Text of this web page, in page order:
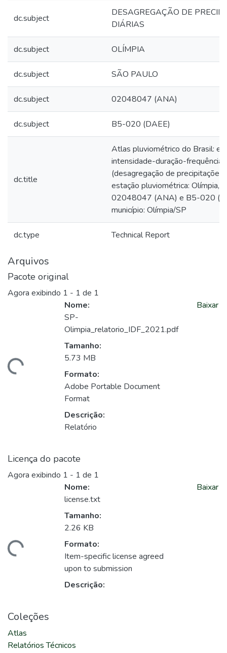
dc.subject
DESAGREGAÇÃO DE
DIÁRIAS
dc.subject OLÍMPIA
dc.subject SÃO PAULO
dc.subject 02048047 (ANA)
dc.subject B5-020 (DAEE)
dc.title
Atlas pluviométrico do Brasil:
intensidade-duração-frequência
(desagregação de precipitações
estação pluviométrica: Olímpia,
02048047 (ANA) e B5-020
município: Olímpia/SP
dc.type Technical Report
Arquivos
Pacote original
Agora exibindo 1 - 1 de 1
Nome:
SP-
Olimpia_relatorio_IDF_2021.pdf
Tamanho:
5.73 MB
Formato:
Adobe Portable Document
Format
Descrição:
Relatório
Baixar
Licença do pacote
Agora exibindo 1 - 1 de 1
Nome:
license.txt
Tamanho:
2.26 KB
Formato:
Item-specific license agreed
upon to submission
Descrição:
Baixar
Coleções
Atlas
Relatórios Técnicos